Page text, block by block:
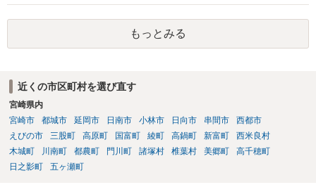
ないと思います。
もっとみる
近くの市区町村を選び直す
宮崎県内
宮崎市
都城市 延岡市 日南市 小林市 日向市 串間市
西都市
えびの市
三股町 高原町 国富町 綾町 高鍋町 新富町
西米良村
木城町
川南町 都農町 門川町 諸塚村 椎葉村 美郷町
高千穂町
日之影町
五ヶ瀬町